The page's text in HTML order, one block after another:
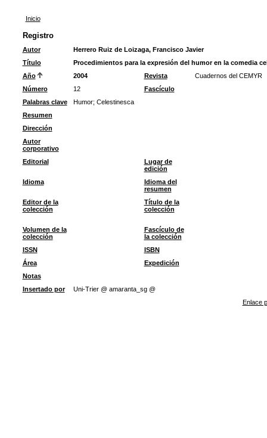
Inicio
Registro
Autor
Herrero Ruiz de Loizaga, Francisco Javier
Título
Procedimientos para la expresión del humor en la comedia
Año
2004 Revista
Cuadernos del CEMYR
Número
12
Fascículo
Palabras clave
Humor; Celestinesca
Resumen
Dirección
Autor
corporativo
Editorial
Lugar de
edición
Idioma
Idioma del
resumen
Editor de la
colección
Título de la
colección
Volumen de la
colección
Fascículo de
la colección
ISSN
ISBN
Área
Expedición
Notas
Insertado por
Uni-Trier @ amaranta_sg @
Enlace